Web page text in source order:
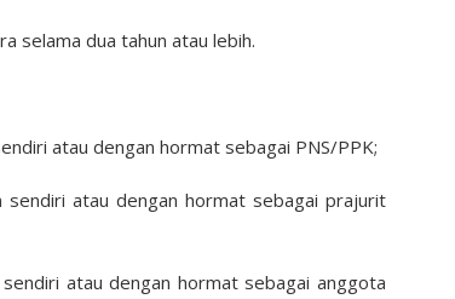
selama dua tahun atau lebih.
atau dengan hormat sebagai PNS/PPK;
atau dengan hormat sebagai prajurit
atau dengan hormat sebagai anggota